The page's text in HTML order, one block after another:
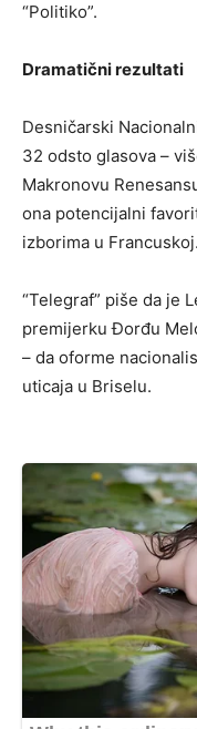
“Politiko”.
Dramatični rezultati
Desničarski
32 odsto glasova –
Makronovu
ona potencijalni
izborima u Francuskoj.
“Telegraf” piše da je
premijerku Đorđu
– da oforme
uticaja u Briselu.